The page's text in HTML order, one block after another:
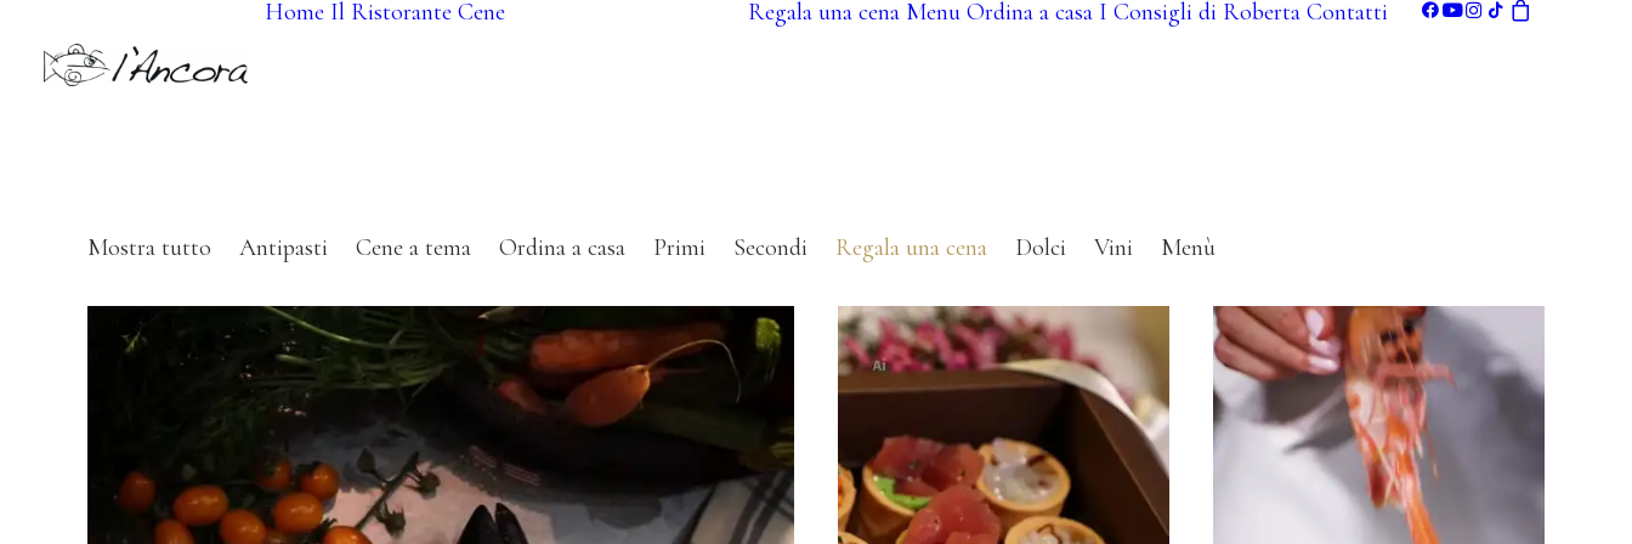
Home Il Ristorante Cene
Regala una cena Menu Ordina a casa I Consigli di Roberta Contatti
Mostra tutto Antipasti Cene a tema Ordina a casa Primi Secondi Regala una cena Dolci Vini Menù